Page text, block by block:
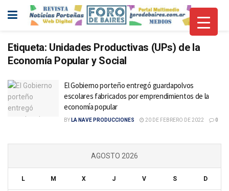
Etiqueta: Unidades Productivas (UPs) de la
Economía Popular y Social
El Gobierno porteño entregó guardapolvos
escolares fabricados por emprendimientos de la
economía popular
BY LA NAVE PRODUCCIONES 20 DE FEBRERO DE 2022 0
AGOSTO 2026
L M X J V S D